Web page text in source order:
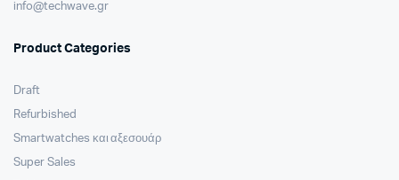
info@techwave.gr
Product Categories
Draft
Refurbished
Smartwatches και αξεσουάρ
Super Sales